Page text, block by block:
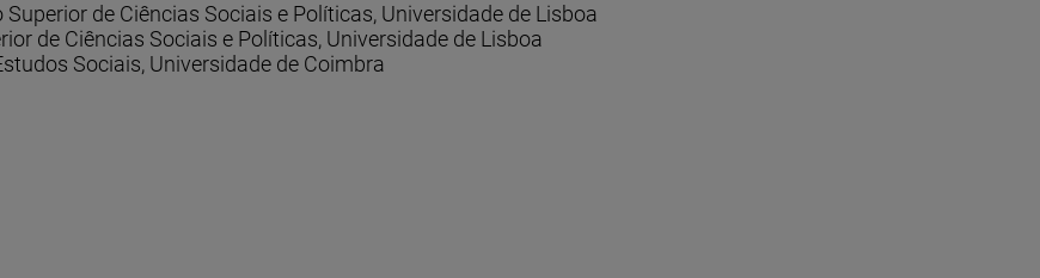
de Ciências Sociais e Políticas, Universidade de Lisboa
de Ciências Sociais e Políticas, Universidade de Lisboa
Sociais, Universidade de Coimbra